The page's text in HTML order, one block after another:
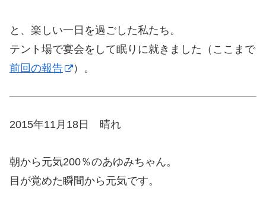
と、楽しい一日を過ごした私たち。
テント場で宴会をして眠りに就きました（ここまで
前回の報告
）。
2015年11月18日 晴れ
朝から元気200％のあゆみちゃん。
目が覚めた瞬間から元気です。